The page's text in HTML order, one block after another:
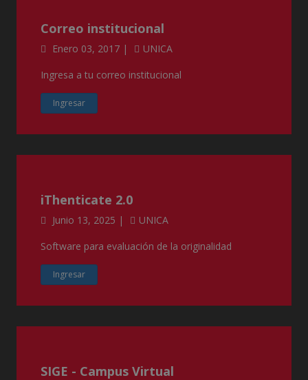
Correo institucional
Enero 03, 2017 |
UNICA
Ingresa a tu correo institucional
Ingresar
iThenticate 2.0
Junio 13, 2025 |
UNICA
Software para evaluación de la originalidad
Ingresar
SIGE - Campus Virtual